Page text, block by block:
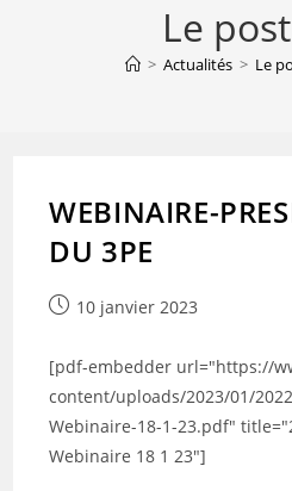
Le
> Actualités > Le
WEBINAIRE-
DU 3PE
Publication
10 janvier 2023
[pdf-embedder url="https://
content/uploads/2023/01/
Webinaire-18-1-23.pdf"
Webinaire 18 1 23"]